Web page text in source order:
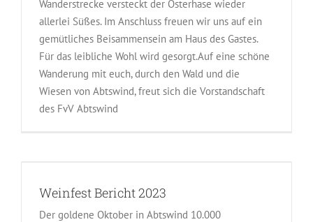
Wanderstrecke versteckt der Osterhase wieder
allerlei Süßes. Im Anschluss freuen wir uns auf ein
gemütliches Beisammensein am Haus des Gastes.
Für das leibliche Wohl wird gesorgt.Auf eine schöne
Wanderung mit euch, durch den Wald und die
Wiesen von Abtswind, freut sich die Vorstandschaft
des FvV Abtswind
Weinfest Bericht 2023
Der goldene Oktober in Abtswind 10.000